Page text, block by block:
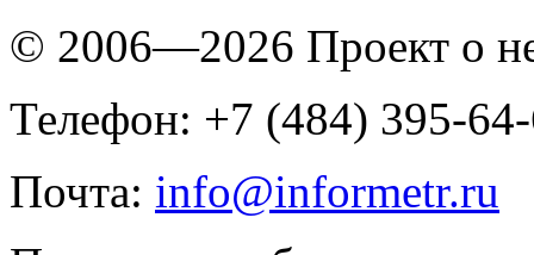
© 2006—2026 Проект о
Телефон: +7 (484) 395-
Почта: info@informetr.ru